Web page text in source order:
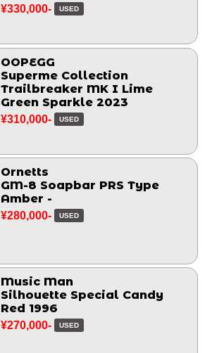
¥330,000- USED
OOPEGG
Superme Collection
Trailbreaker MK I Lime
Green Sparkle 2023
¥310,000- USED
Ornetts
GM-8 Soapbar PRS Type
Amber -
¥280,000- USED
Music Man
Silhouette Special Candy
Red 1996
¥270,000- USED